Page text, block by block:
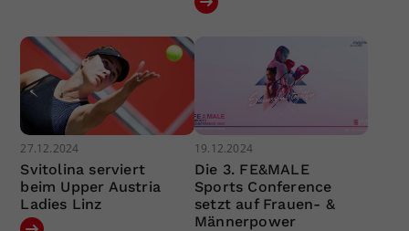
27.12.2024
Svitolina serviert
beim Upper Austria
Ladies Linz
19.12.2024
Die 3. FE&MALE
Sports Conference
setzt auf Frauen- &
Männerpower